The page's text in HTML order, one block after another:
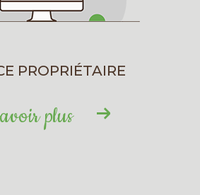
PROPRIÉTAIRE
plus